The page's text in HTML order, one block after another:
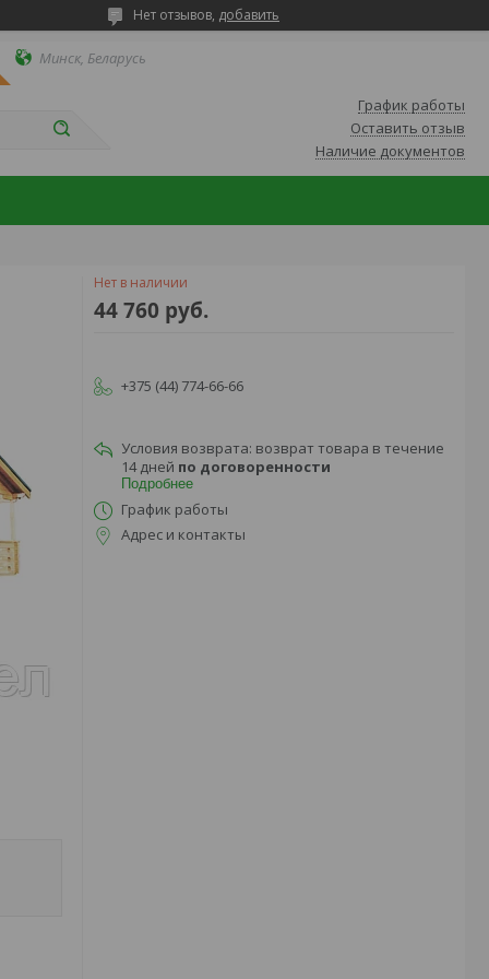
Нет отзывов, добавить
Минск, Беларусь
График работы
Оставить отзыв
Наличие документов
Нет в наличии
44 760 руб.
+375 (44) 774-66-66
возврат товара в течение
14 дней по договоренности
Подробнее
График работы
Адрес и контакты